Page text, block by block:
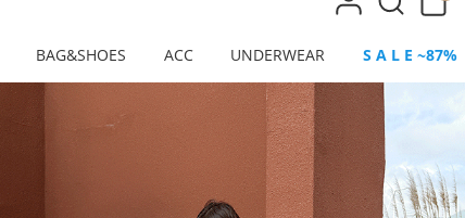
BAG&SHOES ACC UNDERWEAR S A L E ~87%